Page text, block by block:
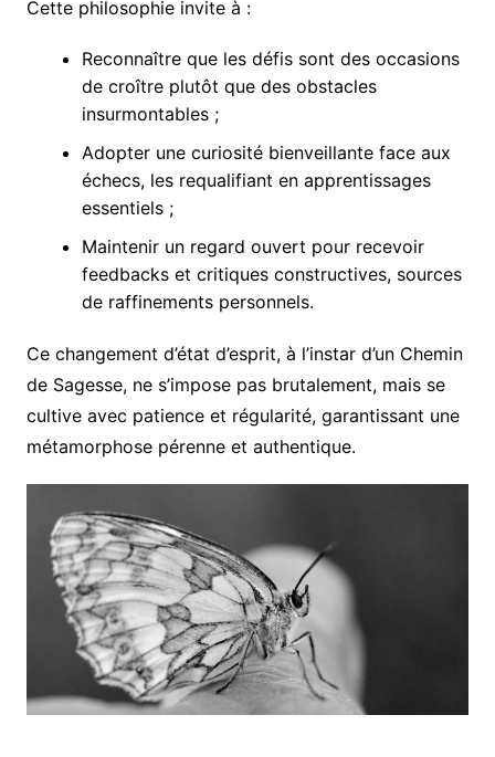
Cette philosophie invite à :
Reconnaître que les défis sont des occasions
de croître plutôt que des obstacles
insurmontables ;
Adopter une curiosité bienveillante face aux
échecs, les requalifiant en apprentissages
essentiels ;
Maintenir un regard ouvert pour recevoir
feedbacks et critiques constructives, sources
de raffinements personnels.
Ce changement d’état d’esprit, à l’instar d’un Chemin
de Sagesse, ne s’impose pas brutalement, mais se
cultive avec patience et régularité, garantissant une
métamorphose pérenne et authentique.